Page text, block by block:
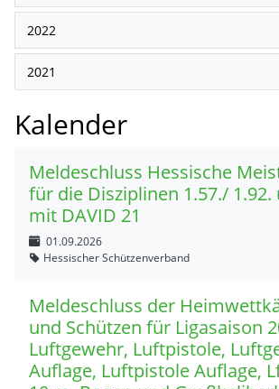
2022
2021
Kalender
Meldeschluss Hessische
für die Disziplinen 1.57./ 1.92.
mit DAVID 21
01.09.2026
Hessischer Schützenverband
Meldeschluss der
und Schützen für Ligasaison
Luftgewehr, Luftpistole,
Auflage, Luftpistole Auflage,